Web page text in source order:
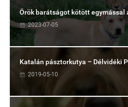
Örök barátságot kötött egymással
2023-07-05
Katalán pásztorkutya – Délvidéki
2019-05-10